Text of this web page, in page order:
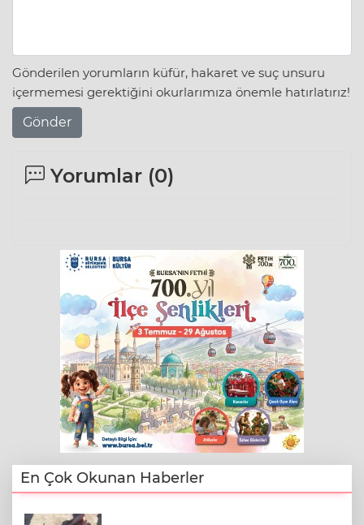
Gönderilen yorumların küfür, hakaret ve suç unsuru
içermemesi gerektiğini okurlarımıza önemle hatırlatırız!
Gönder
Yorumlar (0)
En Çok Okunan Haberler